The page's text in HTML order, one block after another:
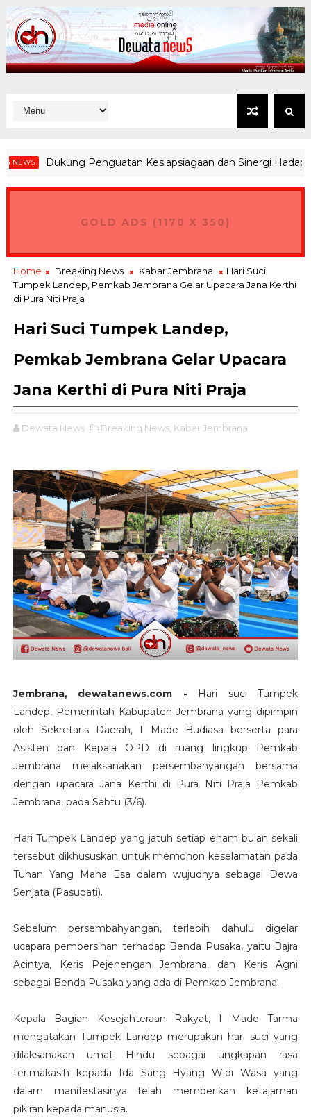
Dukung Penguatan Kesiapsiagaan dan Sinergi Hadapi
GOLD ADS (1170 X 350)
Home Breaking News Kabar Jembrana
Hari Suci
Tumpek Landep, Pemkab Jembrana Gelar Upacara Jana Kerthi
di Pura Niti Praja
Hari Suci Tumpek Landep,
Pemkab Jembrana Gelar Upacara
Jana Kerthi di Pura Niti Praja
Dewata News Breaking News, Kabar Jembrana,
Jembrana, dewatanews.com - Hari suci Tumpek
Landep, Pemerintah Kabupaten Jembrana yang dipimpin
oleh Sekretaris Daerah, I Made Budiasa berserta para
Asisten dan Kepala OPD di ruang lingkup Pemkab
Jembrana melaksanakan persembahyangan bersama
dengan upacara Jana Kerthi di Pura Niti Praja Pemkab
Jembrana, pada Sabtu (3/6).
Hari Tumpek Landep yang jatuh setiap enam bulan sekali
tersebut dikhususkan untuk memohon keselamatan pada
Tuhan Yang Maha Esa dalam wujudnya sebagai Dewa
Senjata (Pasupati).
Sebelum persembahyangan, terlebih dahulu digelar
ucapara pembersihan terhadap Benda Pusaka, yaitu Bajra
Acintya, Keris Pejenengan Jembrana, dan Keris Agni
sebagai Benda Pusaka yang ada di Pemkab Jembrana.
Kepala Bagian Kesejahteraan Rakyat, I Made Tarma
mengatakan Tumpek Landep merupakan hari suci yang
dilaksanakan umat Hindu sebagai ungkapan rasa
terimakasih kepada Ida Sang Hyang Widi Wasa yang
dalam manifestasinya telah memberikan ketajaman
pikiran kepada manusia.